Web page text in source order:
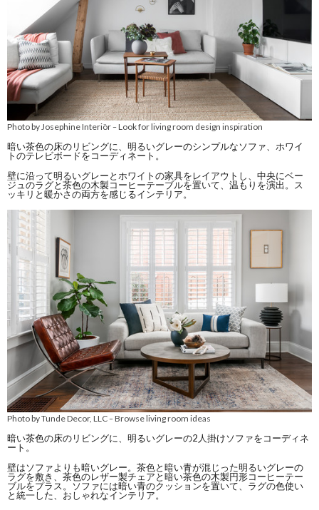
Photo by Josephine Interiör–Look for living room design inspiration
暗い茶色の床のリビングに、明るいグレーのシンプルなソファ、ホワイ
トのテレビボードをコーディネート。
壁に沿って明るいグレーとホワイトの家具をレイアウトし、中央にベー
ジュのラグと茶色の木製コーヒーテーブルを置いて、温もりを演出。ス
ッキリと暖かさの両方を感じるインテリア。
Photo by Tunde Decor, LLC–Browse living room ideas
暗い茶色の床のリビングに、明るいグレーの2人掛けソファをコーディネ
ート。
壁はソファよりも暗いグレー。茶色と暗い青が混じった明るいグレーの
ラグを敷き、茶色のレザー製チェアと暗い茶色の木製円形コーヒーテー
ブルをプラス。ソファには暗い青のクッションを置いて、ラグの色使い
と統一した、おしゃれなインテリア。